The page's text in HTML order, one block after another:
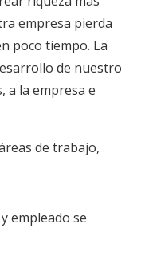
empresa pierda
poco tiempo. La
de nuestro
a la empresa e
de trabajo,
empleado se